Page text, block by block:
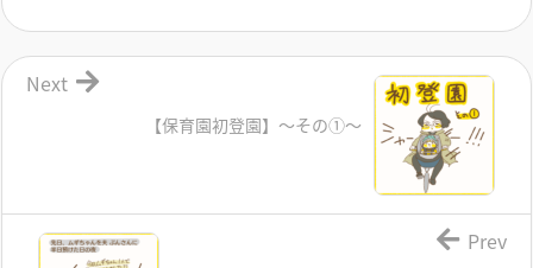
【保育園初登園】～その①～
Next
Prev